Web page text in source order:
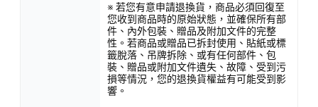
※ 若您有意申請退換貨，商品必須回復至
您收到商品時的原始狀態，並確保所有部
件、內外包裝、贈品及附加文件的完整
性。若商品或贈品已拆封使用、貼紙或標
籤脫落、吊牌拆除、或有任何部件、包
裝、贈品或附加文件遺失、故障、受到污
損等情況，您的退換貨權益有可能受到影
響。